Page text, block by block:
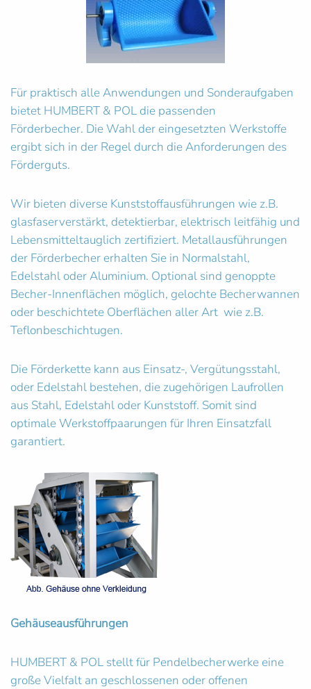
Für praktisch alle Anwendungen und Sonderaufgaben
bietet HUMBERT & POL die passenden
Förderbecher. Die Wahl der eingesetzten Werkstoffe
ergibt sich in der Regel durch die Anforderungen des
Förderguts.
Wir bieten diverse Kunststoffausführungen wie z.B.
glasfaserverstärkt, detektierbar, elektrisch leitfähig und
Lebensmitteltauglich zertifiziert. Metallausführungen
der Förderbecher erhalten Sie in Normalstahl,
Edelstahl oder Aluminium. Optional sind genoppte
Becher-Innenflächen möglich, gelochte Becherwannen
oder beschichtete Oberflächen aller Art wie z.B.
Teflonbeschichtugen.
Die Förderkette kann aus Einsatz-, Vergütungsstahl,
oder Edelstahl bestehen, die zugehörigen Laufrollen
aus Stahl, Edelstahl oder Kunststoff. Somit sind
optimale Werkstoffpaarungen für Ihren Einsatzfall
garantiert.
Gehäuseausführungen
HUMBERT & POL stellt für Pendelbecherwerke eine
große Vielfalt an geschlossenen oder offenen